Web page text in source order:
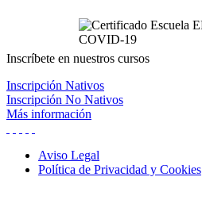
Inscríbete en nuestros cursos
Inscripción Nativos
Inscripción No Nativos
Más información
Aviso Legal
Política de Privacidad y Cookies